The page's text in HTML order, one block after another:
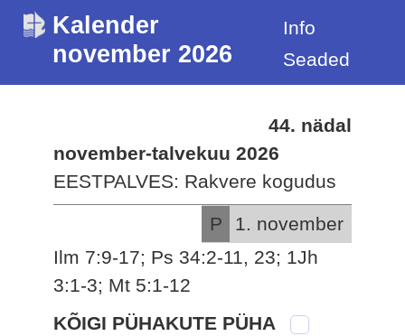
Kalender
november 2026
Info
Seaded
44. nädal
november-talvekuu 2026
EESTPALVES: Rakvere kogudus
P
1. november
Ilm 7:9-17; Ps 34:2-11, 23; 1Jh
3:1-3; Mt 5:1-12
KÕIGI PÜHAKUTE PÜHA